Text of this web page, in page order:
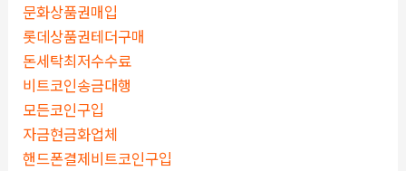
문화상품권매입
롯데상품권테더구매
돈세탁최저수수료
비트코인송금대행
모든코인구입
자금현금화업체
핸드폰결제비트코인구입